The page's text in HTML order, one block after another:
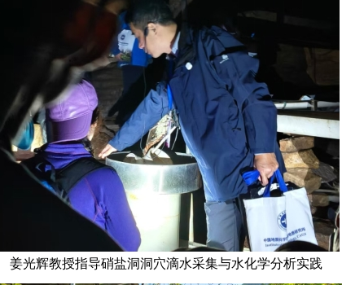
姜光辉教授指导硝盐洞洞穴滴水采集与水化学分析实践